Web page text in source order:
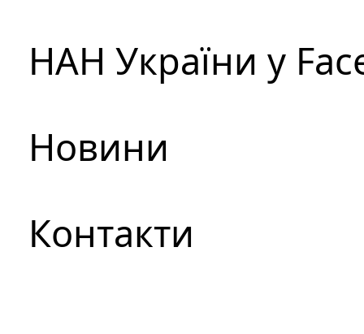
НАН України у
Новини
Контакти